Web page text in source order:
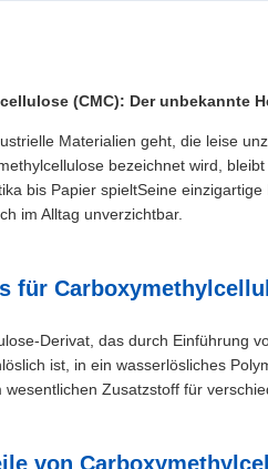
(CMC): Der unbekannte
Materialien geht, die leise
bezeichnet wird,
bis Papier spieltSeine
im Alltag unverzichtbar.
für
Derivat, das durch Einführung
ist, in ein wasserlösliches
wesentlichen Zusatzstoff für
von